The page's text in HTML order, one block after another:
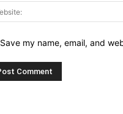
Save my name, email, and